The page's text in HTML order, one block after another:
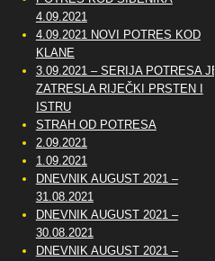
4.09.2021
4.09.2021 NOVI POTRES KOD
KLANE
3.09.2021 – SERIJA POTRESA JE
ZATRESLA RIJEČKI PRSTEN I
ISTRU
STRAH OD POTRESA
2.09.2021
1.09.2021
DNEVNIK AUGUST 2021 –
31.08.2021
DNEVNIK AUGUST 2021 –
30.08.2021
DNEVNIK AUGUST 2021 –